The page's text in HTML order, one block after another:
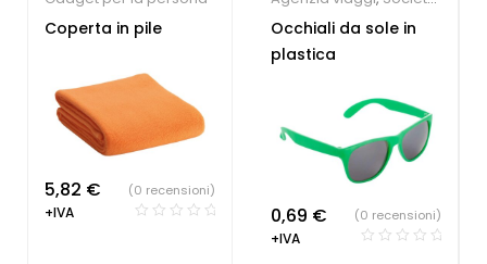
Coperta in pile
5,82 €
+IVA
(0 recensioni)
Sportive, Gadget per la
persona
Occhiali da sole in
plastica
0,69 €
+IVA
(0 recensioni)